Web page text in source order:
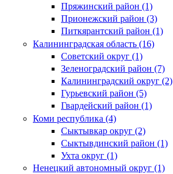
Пряжинский район (1)
Прионежский район (3)
Питкярантский район (1)
Калининградская область (16)
Советский округ (1)
Зеленоградский район (7)
Калининградский округ (2)
Гурьевский район (5)
Гвардейский район (1)
Коми республика (4)
Сыктывкар округ (2)
Сыктывдинский район (1)
Ухта округ (1)
Ненецкий автономный округ (1)